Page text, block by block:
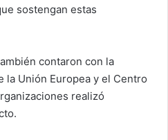
sostengan estas
contaron con la
la Unión Europea y el Centro
realizó